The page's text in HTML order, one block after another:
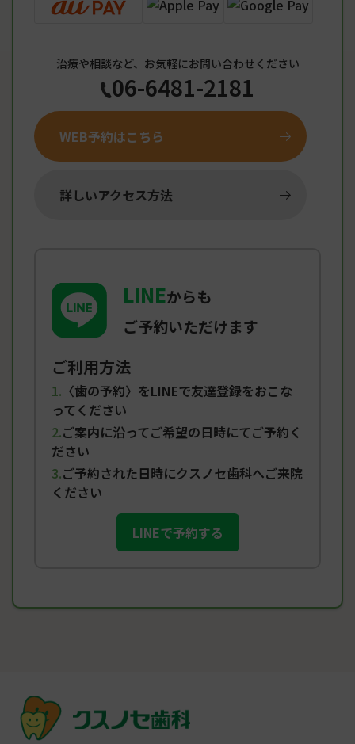
治療や相談など、お気軽にお問い合わせください
06-6481-2181
WEB予約はこちら
詳しいアクセス方法
LINEからも
ご予約いただけます
ご利用方法
〈歯の予約〉をLINEで友達登録をおこな
ってください
ご案内に沿ってご希望の日時にてご予約く
ださい
ご予約された日時にクスノセ歯科へご来院
ください
LINEで予約する